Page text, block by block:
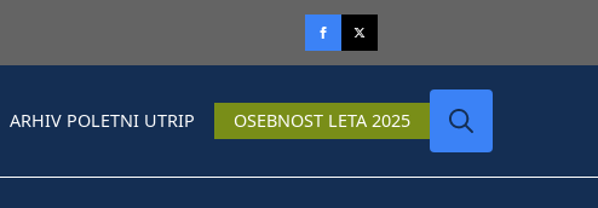
ARHIV POLETNI UTRIP OSEBNOST LETA 2025